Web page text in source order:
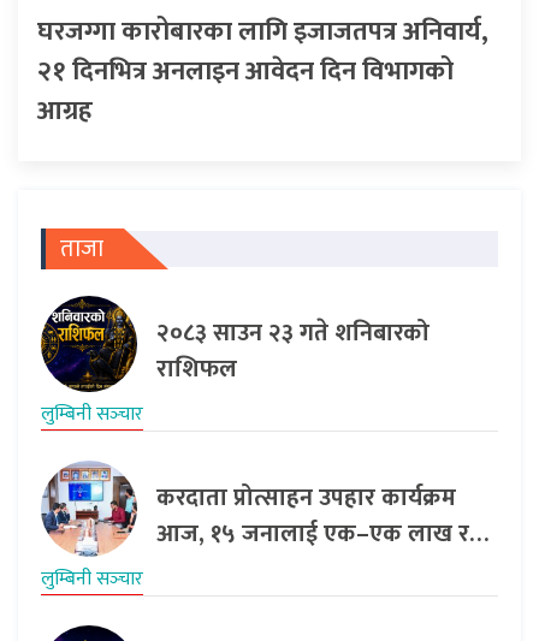
घरजग्गा कारोबारका लागि इजाजतपत्र अनिवार्य,
२१ दिनभित्र अनलाइन आवेदन दिन विभागको
आग्रह
ताजा
२०८३ साउन २३ गते शनिबारको
राशिफल
लुम्बिनी सञ्‍चार
करदाता प्रोत्साहन उपहार कार्यक्रम
आज, १५ जनालाई एक–एक लाख र…
लुम्बिनी सञ्‍चार